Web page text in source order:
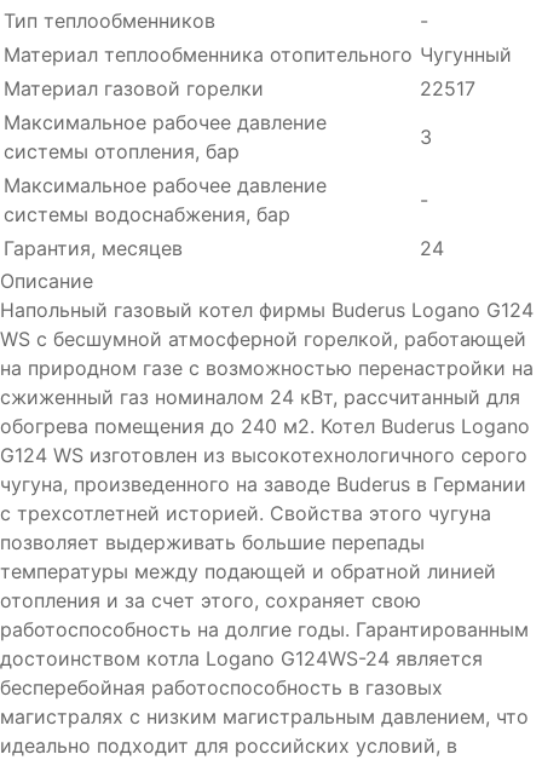
Тип теплообменников
-
Материал теплообменника отопительного Чугунный
Материал газовой горелки
22517
Максимальное рабочее давление
системы отопления, бар
3
Максимальное рабочее давление
системы водоснабжения, бар
-
Гарантия, месяцев
24
Описание
Напольный газовый котел фирмы Buderus Logano G124
WS с бесшумной атмосферной горелкой, работающей
на природном газе с возможностью перенастройки на
сжиженный газ номиналом 24 кВт, рассчитанный для
обогрева помещения до 240 м2. Котел Buderus Logano
G124 WS изготовлен из высокотехнологичного серого
чугуна, произведенного на заводе Buderus в Германии
с трехсотлетней историей. Свойства этого чугуна
позволяет выдерживать большие перепады
температуры между подающей и обратной линией
отопления и за счет этого, сохраняет свою
работоспособность на долгие годы. Гарантированным
достоинством котла Logano G124WS-24 является
бесперебойная работоспособность в газовых
магистралях с низким магистральным давлением, что
идеально подходит для российских условий, в